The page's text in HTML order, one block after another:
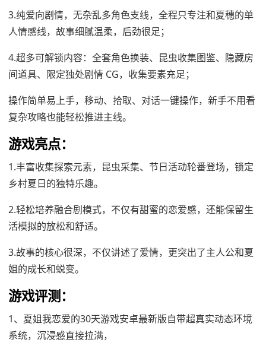
3.纯爱向剧情，无杂乱多角色支线，全程只专注和夏穗的单
人情感线，故事细腻温柔，后劲很足；
4.超多可解锁内容：全套角色换装、昆虫收集图鉴、隐藏房
间道具、限定独处剧情 CG，收集要素充足；
操作简单易上手，移动、拾取、对话一键操作，新手不用看
复杂攻略也能轻松推进主线。
游戏亮点：
1.丰富收集探索元素，昆虫采集、节日活动轮番登场，锁定
乡村夏日的独特乐趣。
2.轻松培养融合剧模式，不仅有甜蜜的恋爱感，还能保留生
活模拟的放松和舒适。
3.故事的核心很深，不仅讲述了爱情，更突出了主人公和夏
姐的成长和蜕变。
游戏评测：
1、夏姐我恋爱的30天游戏安卓最新版自带超真实动态环境
系统，沉浸感直接拉满，